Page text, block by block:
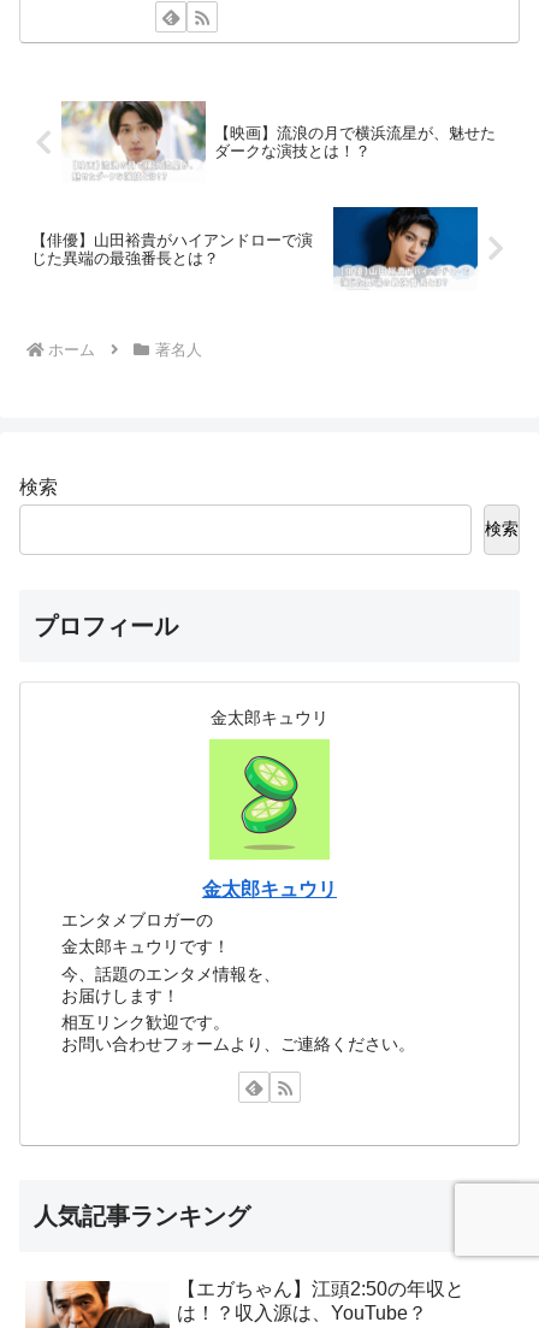
【映画】流浪の月で横浜流星が、魅せた
ダークな演技とは！？
【俳優】山田裕貴がハイアンドローで演
じた異端の最強番長とは？
ホーム 著名人
検索
検索
プロフィール
金太郎キュウリ
金太郎キュウリ
エンタメブロガーの
金太郎キュウリです！
今、話題のエンタメ情報を、
お届けします！
相互リンク歓迎です。
お問い合わせフォームより、ご連絡ください。
人気記事ランキング
【エガちゃん】江頭2:50の年収と
は！？収入源は、YouTube？